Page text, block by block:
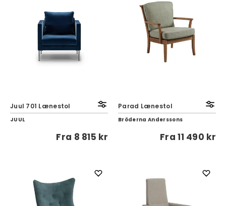
Juul 701 Lænestol
JUUL
Fra 8 815 kr
Parad Lænestol
Bröderna Anderssons
Fra11 490 kr